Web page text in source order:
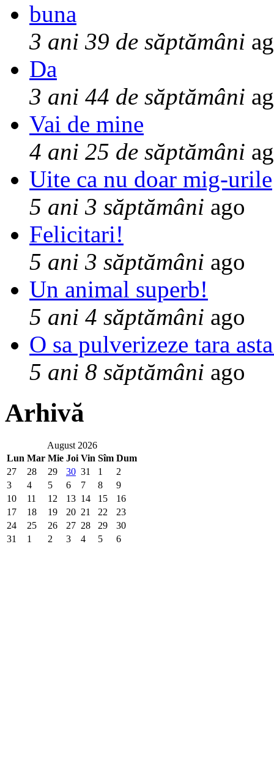
buna
3 ani 39 de săptămâni
Da
3 ani 44 de săptămâni
Vai de mine
4 ani 25 de săptămâni
Uite ca nu doar mig-urile
5 ani 3 săptămâni ago
Felicitari!
5 ani 3 săptămâni ago
Un animal superb!
5 ani 4 săptămâni ago
O sa pulverizeze tara
5 ani 8 săptămâni ago
Arhivă
August 2026
Lun Mar Mie Joi Vin Sîm Dum
27
28 29 30 31 1
2
3
4 5 6 7 8
9
10
11 12 13 14 15
16
17
18 19 20 21 22
23
24
25 26 27 28 29
30
31
1 2 3 4 5 6